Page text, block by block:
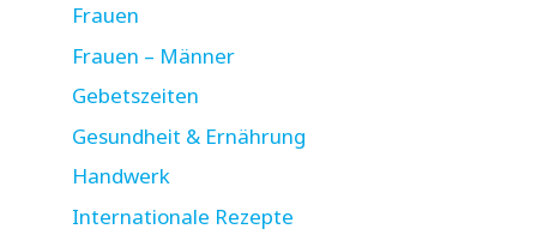
Frauen
Frauen – Männer
Gebetszeiten
Gesundheit & Ernährung
Handwerk
Internationale Rezepte